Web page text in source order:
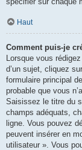
Haut
Comment puis-je
Lorsque vous
d’un sujet, cliquez
formulaire principal
probable que vous
Saisissez le titre du
champs adéquats,
ligne. Vous pouvez
peuvent insérer en
utilisateur ». Vous